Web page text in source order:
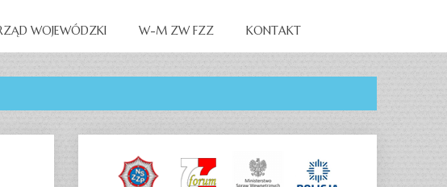
WOJEWÓDZKI W-M ZW FZZ KONTAKT